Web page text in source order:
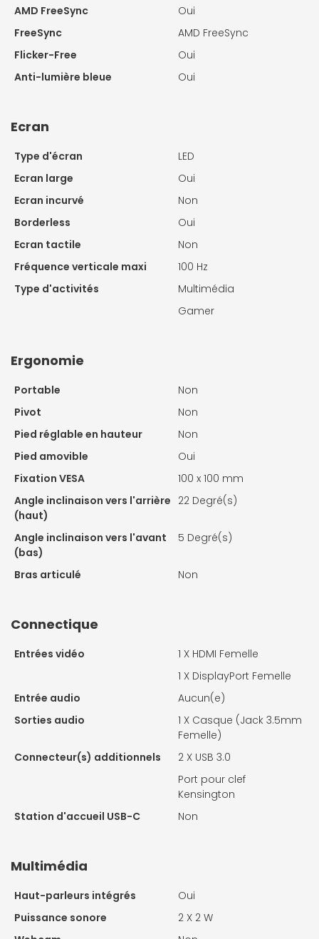
AMD FreeSync
Oui
FreeSync
AMD FreeSync
Flicker-Free
Oui
Anti-lumière bleue
Oui
Ecran
Type d'écran
LED
Ecran large
Oui
Ecran incurvé
Non
Borderless
Oui
Ecran tactile
Non
Fréquence verticale maxi
100 Hz
Type d'activités
Multimédia
Gamer
Ergonomie
Portable
Non
Pivot
Non
Pied réglable en hauteur
Non
Pied amovible
Oui
Fixation VESA
100 x 100 mm
Angle inclinaison vers l'arrière
(haut)
22 Degré(s)
Angle inclinaison vers l'avant
(bas)
5 Degré(s)
Bras articulé Non
Connectique
Entrées vidéo 1 X HDMI Femelle
1 X DisplayPort Femelle
Entrée audio
Aucun(e)
Sorties audio
1 X Casque (Jack 3.5mm
Femelle)
Connecteur(s) additionnels
2 X USB 3.0
Port pour clef
Kensington
Station d'accueil USB-C
Non
Multimédia
Haut-parleurs intégrés
Oui
Puissance sonore
2 X 2 W